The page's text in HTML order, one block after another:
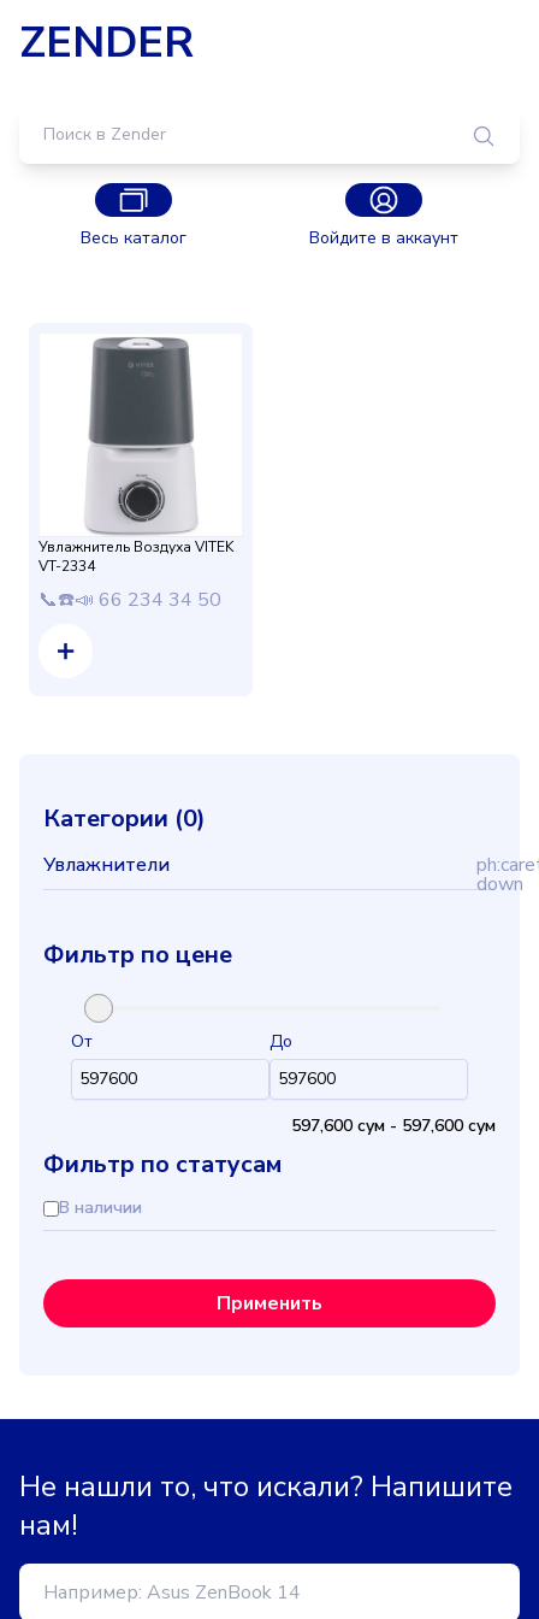
ZENDER
Весь каталог Войдите в аккаунт
Увлажнитель Воздуха VITEK
VT-2334
📞☎️📣 66 234 34 50
Категории (0)
Увлажнители
down
Фильтр по цене
От До
597,600 cум - 597,600 cум
Фильтр по статусам
В наличии
Применить
Не нашли то, что искали? Напишите
нам!